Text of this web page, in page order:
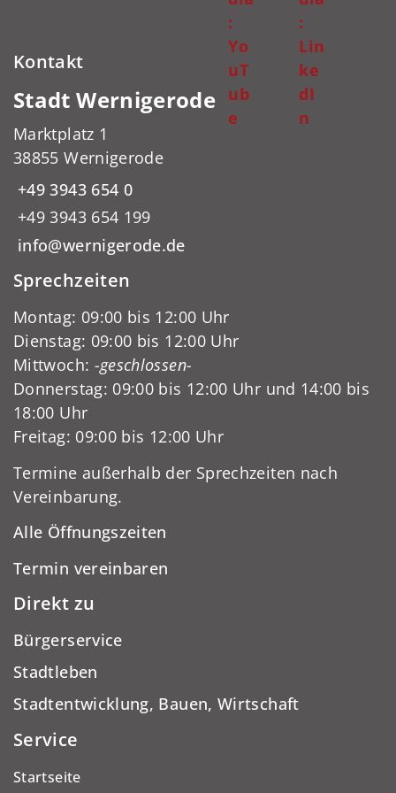
:
Yo
uT
ub
e
:
Lin
ke
dI
n
Kontakt
Stadt Wernigerode
Marktplatz 1
38855 Wernigerode
+49 3943 654 0
+49 3943 654 199
info@wernigerode.de
Sprechzeiten
Montag: 09:00 bis 12:00 Uhr
Dienstag: 09:00 bis 12:00 Uhr
Mittwoch: -geschlossen-
Donnerstag: 09:00 bis 12:00 Uhr und 14:00 bis
18:00 Uhr
Freitag: 09:00 bis 12:00 Uhr
Termine außerhalb der Sprechzeiten nach
Vereinbarung.
Alle Öffnungszeiten
Termin vereinbaren
Direkt zu
Bürgerservice
Stadtleben
Stadtentwicklung, Bauen, Wirtschaft
Service
Startseite